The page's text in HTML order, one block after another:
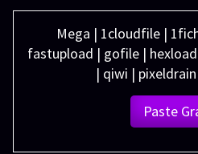
Mega | 1cloudfile |
fastupload | gofile |
| qiwi |
Paste